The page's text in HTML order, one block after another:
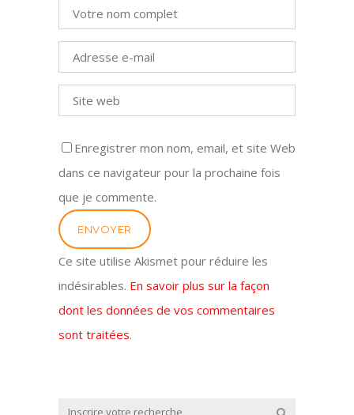
Enregistrer mon nom, email, et site Web
dans ce navigateur pour la prochaine fois
que je commente.
Ce site utilise Akismet pour réduire les
indésirables. En savoir plus sur la façon
dont les données de vos commentaires
sont traitées.